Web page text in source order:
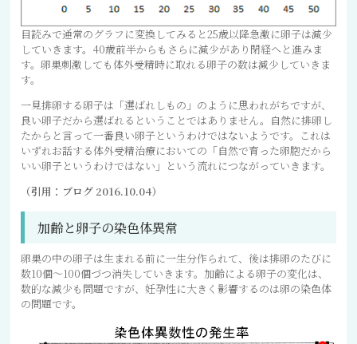
目読みで通常のグラフに変換してみると25歳以降急激に卵子は減少
していきます。40歳前半からもさらに減少があり閉経へと進みま
す。卵巣刺激しても体外受精時に取れる卵子の数は減少していきま
す。
一見排卵する卵子は「選ばれしもの」のように思われがちですが、
良い卵子だから選ばれるということではありません。自然に排卵し
たからと言って一番良い卵子というわけではないようです。これは
いずれお話する体外受精治療においての「自然で育った卵胞だから
いい卵子というわけではない」という流れにつながっていきます。
（引用：ブログ 2016.10.04）
加齢と卵子の染色体異常
卵巣の中の卵子は生まれる前に一生分作られて、後は排卵のたびに
数10個～100個づつ消失していきます。加齢による卵子の変化は、
数的な減少も問題ですが、妊孕性に大きく影響するのは卵の染色体
の問題です。